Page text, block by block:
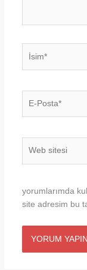
Posta*
yorumlarımda
site adresim bu